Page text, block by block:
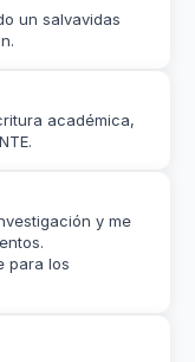
un salvavidas
académica,
y me
para los